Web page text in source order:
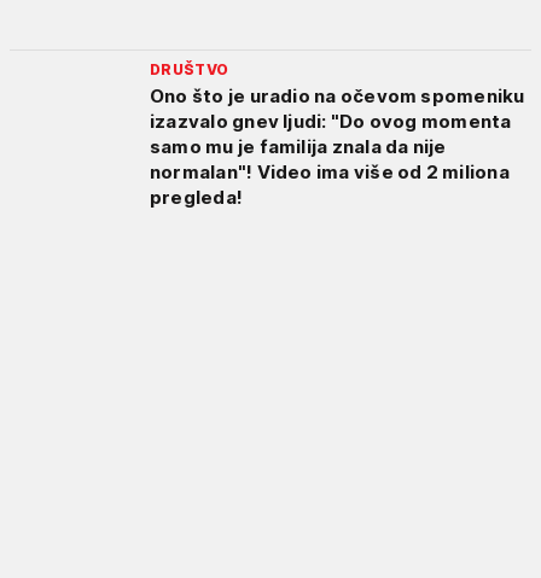
DRUŠTVO
Ono što je uradio na očevom spomeniku
izazvalo gnev ljudi: "Do ovog momenta
samo mu je familija znala da nije
normalan"! Video ima više od 2 miliona
pregleda!